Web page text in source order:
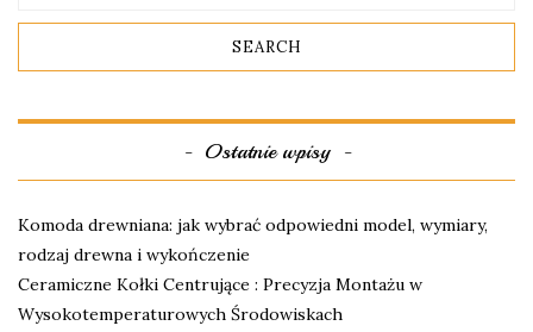
Ostatnie wpisy
Komoda drewniana: jak wybrać odpowiedni model, wymiary,
rodzaj drewna i wykończenie
Ceramiczne Kołki Centrujące : Precyzja Montażu w
Wysokotemperaturowych Środowiskach